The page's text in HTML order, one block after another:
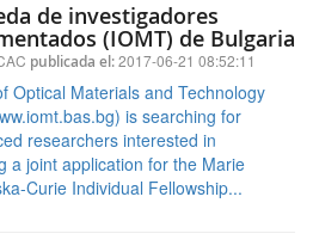
de investigadores
(IOMT) de Bulgaria
publicada el:2017-06-21 08:52:11
Optical Materials and Technology
is searching for
researchers interested in
a joint application for the Marie
Curie Individual Fellowship...